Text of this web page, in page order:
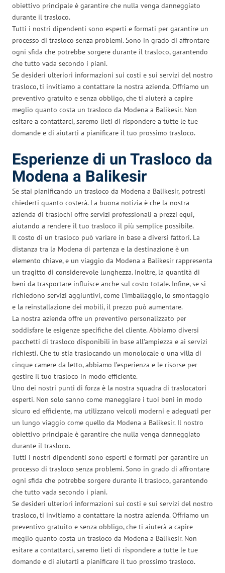
obiettivo principale è garantire che nulla venga danneggiato
durante il trasloco.
Tutti i nostri dipendenti sono esperti e formati per garantire un
processo di trasloco senza problemi. Sono in grado di affrontare
ogni sfida che potrebbe sorgere durante il trasloco, garantendo
che tutto vada secondo i piani.
Se desideri ulteriori informazioni sui costi e sui servizi del nostro
trasloco, ti invitiamo a contattare la nostra azienda. Offriamo un
preventivo gratuito e senza obbligo, che ti aiuterà a capire
meglio quanto costa un trasloco da Modena a Balikesir. Non
esitare a contattarci, saremo lieti di rispondere a tutte le tue
domande e di aiutarti a pianificare il tuo prossimo trasloco.
Esperienze di un Trasloco da
Modena a Balikesir
Se stai pianificando un trasloco da Modena a Balikesir, potresti
chiederti quanto costerà. La buona notizia è che la nostra
azienda di traslochi offre servizi professionali a prezzi equi,
aiutando a rendere il tuo trasloco il più semplice possibile.
Il costo di un trasloco può variare in base a diversi fattori. La
distanza tra la Modena di partenza e la destinazione è un
elemento chiave, e un viaggio da Modena a Balikesir rappresenta
un tragitto di considerevole lunghezza. Inoltre, la quantità di
beni da trasportare influisce anche sul costo totale. Infine, se si
richiedono servizi aggiuntivi, come l’imballaggio, lo smontaggio
e la reinstallazione dei mobili, il prezzo può aumentare.
La nostra azienda offre un preventivo personalizzato per
soddisfare le esigenze specifiche del cliente. Abbiamo diversi
pacchetti di trasloco disponibili in base all’ampiezza e ai servizi
richiesti. Che tu stia traslocando un monolocale o una villa di
cinque camere da letto, abbiamo l’esperienza e le risorse per
gestire il tuo trasloco in modo efficiente.
Uno dei nostri punti di forza è la nostra squadra di traslocatori
esperti. Non solo sanno come maneggiare i tuoi beni in modo
sicuro ed efficiente, ma utilizzano veicoli moderni e adeguati per
un lungo viaggio come quello da Modena a Balikesir. Il nostro
obiettivo principale è garantire che nulla venga danneggiato
durante il trasloco.
Tutti i nostri dipendenti sono esperti e formati per garantire un
processo di trasloco senza problemi. Sono in grado di affrontare
ogni sfida che potrebbe sorgere durante il trasloco, garantendo
che tutto vada secondo i piani.
Se desideri ulteriori informazioni sui costi e sui servizi del nostro
trasloco, ti invitiamo a contattare la nostra azienda. Offriamo un
preventivo gratuito e senza obbligo, che ti aiuterà a capire
meglio quanto costa un trasloco da Modena a Balikesir. Non
esitare a contattarci, saremo lieti di rispondere a tutte le tue
domande e di aiutarti a pianificare il tuo prossimo trasloco.